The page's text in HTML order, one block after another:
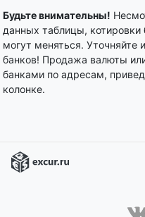
Будьте внимательны!
данных таблицы,
могут меняться.
банков! Продажа валюты
банками по адресам,
колонке.